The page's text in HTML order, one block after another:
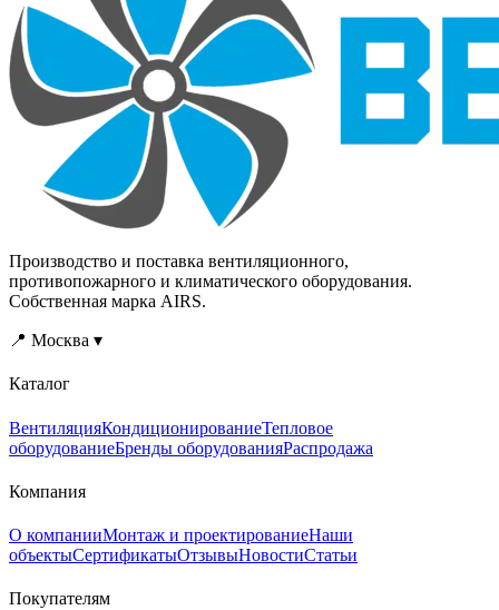
осуществляется вручную
путем вращения
потенциометра на панели
управления или
автоматически от
внешних сигналов
управления.
осуществляется вручную
путем вращения
потенциометра на панели
управления или
внешних сигналов
управления.
Производство и поставка вентиляционного,
противопожарного и климатического оборудования.
Собственная марка AIRS.
📍 Москва ▾
Каталог
ВентиляцияКондиционированиеТепловое
оборудованиеБренды оборудованияРаспродажа
Компания
О компанииМонтаж и проектированиеНаши
объектыСертификатыОтзывыНовостиСтатьи
Покупателям